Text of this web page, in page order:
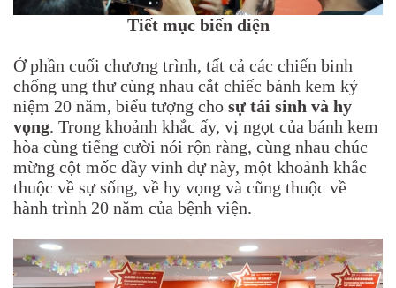
Tiết mục biến diện
Ở phần cuối chương trình, tất cả các chiến binh
chống ung thư cùng nhau cắt chiếc bánh kem kỷ
niệm 20 năm, biểu tượng cho sự tái sinh và hy
vọng. Trong khoảnh khắc ấy, vị ngọt của bánh kem
hòa cùng tiếng cười nói rộn ràng, cùng nhau chúc
mừng cột mốc đầy vinh dự này, một khoảnh khắc
thuộc về sự sống, về hy vọng và cũng thuộc về
hành trình 20 năm của bệnh viện.